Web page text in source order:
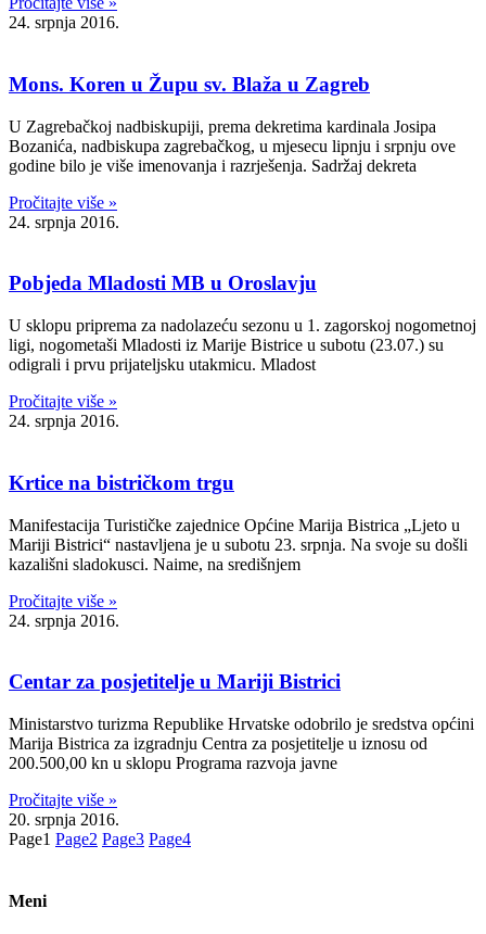
24. srpnja 2016.
Mons. Koren u Župu sv. Blaža u Zagreb
U Zagrebačkoj nadbiskupiji, prema dekretima kardinala Josipa
Bozanića, nadbiskupa zagrebačkog, u mjesecu lipnju i srpnju ove
godine bilo je više imenovanja i razrješenja. Sadržaj dekreta
Pročitajte više »
24. srpnja 2016.
Pobjeda Mladosti MB u Oroslavju
U sklopu priprema za nadolazeću sezonu u 1. zagorskoj nogometnoj
ligi, nogometaši Mladosti iz Marije Bistrice u subotu (23.07.) su
odigrali i prvu prijateljsku utakmicu. Mladost
Pročitajte više »
24. srpnja 2016.
Krtice na bistričkom trgu
Manifestacija Turističke zajednice Općine Marija Bistrica „Ljeto u
Mariji Bistrici“ nastavljena je u subotu 23. srpnja. Na svoje su došli
kazališni sladokusci. Naime, na središnjem
Pročitajte više »
24. srpnja 2016.
Centar za posjetitelje u Mariji Bistrici
Ministarstvo turizma Republike Hrvatske odobrilo je sredstva općini
Marija Bistrica za izgradnju Centra za posjetitelje u iznosu od
200.500,00 kn u sklopu Programa razvoja javne
Pročitajte više »
20. srpnja 2016.
Page1 Page2 Page3 Page4
Meni